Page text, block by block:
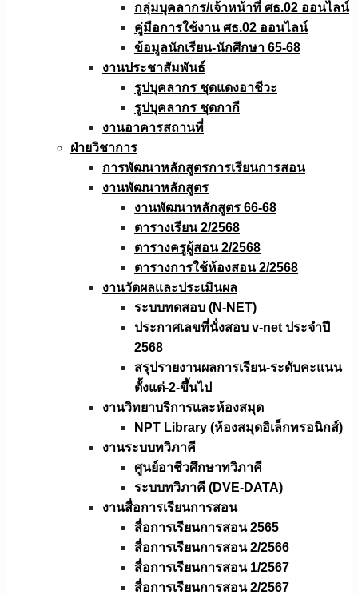
กลุ่มบุคลากร/เจ้าหน้าที่ ศธ.02 ออนไลน์
คู่มือการใช้งาน ศธ.02 ออนไลน์
ข้อมูลนักเรียน-นักศึกษา 65-68
งานประชาสัมพันธ์
รูปบุคลากร ชุดแดงอาชีวะ
รูปบุคลากร ชุดกากี
งานอาคารสถานที่
ฝ่ายวิชาการ
การพัฒนาหลักสูตรการเรียนการสอน
งานพัฒนาหลักสูตร
งานพัฒนาหลักสูตร 66-68
ตารางเรียน 2/2568
ตารางครูผู้สอน 2/2568
ตารางการใช้ห้องสอน 2/2568
งานวัดผลเเละประเมินผล
ระบบทดสอบ (N-NET)
ประกาศเลขที่นั่งสอบ v-net ประจำปี
2568
สรุปรายงานผลการเรียน-ระดับคะแนน
ตั้งแต่-2-ขึ้นไป
งานวิทยาบริการเเละห้องสมุด
NPT Library (ห้องสมุดอิเล็กทรอนิกส์)
งานระบบทวิภาคี
ศูนย์อาชีวศึกษาทวิภาคี
ระบบทวิภาคี (DVE-DATA)
งานสื่อการเรียนการสอน
สื่อการเรียนการสอน 2565
สื่อการเรียนการสอน 2/2566
สื่อการเรียนการสอน 1/2567
สื่อการเรียนการสอน 2/2567